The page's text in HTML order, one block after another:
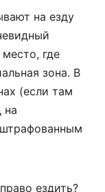
на езду
где
зона. В
(если там
на
ездить?